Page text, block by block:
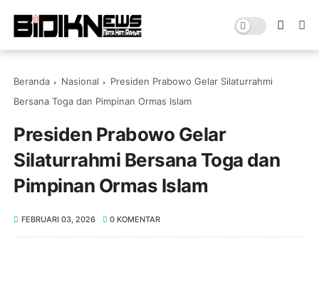
Beranda Nasional
Presiden Prabowo Gelar Silaturrahmi
Bersana Toga dan Pimpinan Ormas Islam ‎
Presiden Prabowo Gelar
Silaturrahmi Bersana Toga dan
Pimpinan Ormas Islam ‎
FEBRUARI 03, 2026 0 KOMENTAR